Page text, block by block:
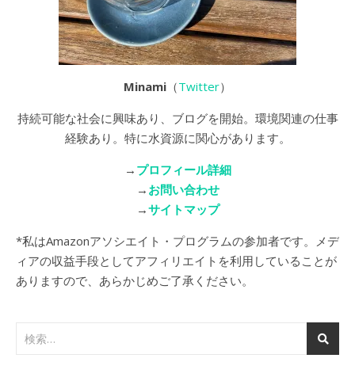
Minami （Twitter）
持続可能な社会に興味あり、ブログを開始。環境関連の仕事
経験あり。特に水資源に関心があります。
→ プロフィール詳細
→ お問い合わせ
→サイトマップ
*私はAmazonアソシエイト・プログラムの参加者です。メデ
ィアの収益手段としてアフィリエイトを利用していることが
ありますので、あらかじめご了承ください。